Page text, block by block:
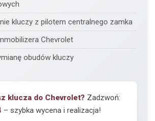
kluczy z pilotem centralnego zamka
Chevrolet
obudów kluczy
klucza do Chevrolet? Zadzwoń:
– szybka wycena i realizacja!